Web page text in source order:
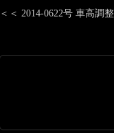
＜＜ 2014-0622号 車高調